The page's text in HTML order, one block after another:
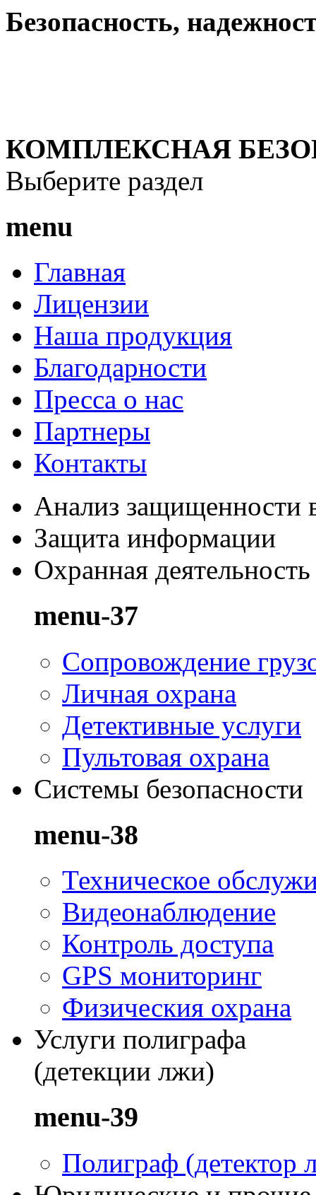
Безопасность,
КОМПЛЕКСНАЯ
Выберите раздел
menu
Главная
Лицензии
Наша продукция
Благодарности
Пресса о нас
Партнеры
Контакты
Анализ защищенности
Защита информации
Охранная деятельность
menu-37
Сопровождение
Личная охрана
Детективные услуги
Пультовая охрана
Системы безопасности
menu-38
Техническое
Видеонаблюдение
Контроль доступа
GPS мониторинг
Физическия охрана
Услуги полиграфа
(детекции лжи)
menu-39
Полиграф (детектор